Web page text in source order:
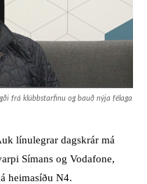
frá klúbbstarfinu og bauð nýja félaga
línulegrar dagskrár má
Símans og Vodafone,
heimasíðu N4.